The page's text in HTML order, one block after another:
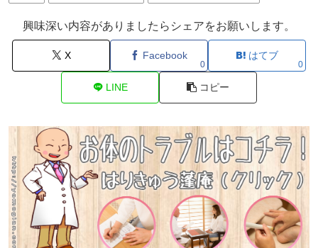
興味深い内容がありましたらシェアをお願いします。
X Facebook
0
はてブ
0
LINE コピー